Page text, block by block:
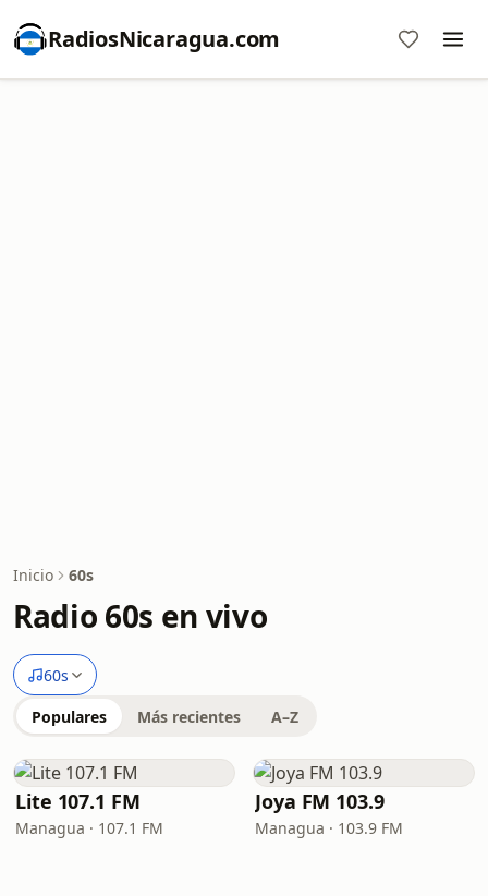
RadiosNicaragua.com
Inicio 60s
Radio 60s en vivo
60s
Populares Más recientes A–Z
Lite 107.1 FM
Managua · 107.1 FM
Joya FM 103.9
Managua · 103.9 FM